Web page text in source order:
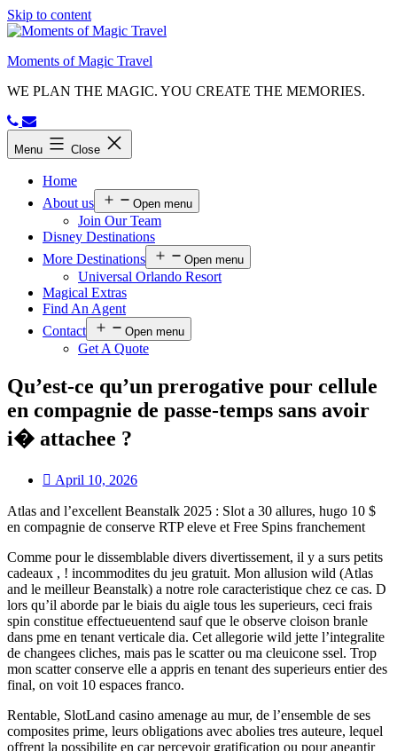
Skip to content
Moments of Magic Travel
WE PLAN THE MAGIC. YOU CREATE THE MEMORIES.
Menu Close
Home
About us
Open menu
Join Our Team
Disney Destinations
More Destinations
Open menu
Universal Orlando Resort
Magical Extras
Find An Agent
Contact
Open menu
Get A Quote
Qu’est-ce qu’un prerogative pour cellule
en compagnie de passe-temps sans avoir
i� attachee ?
April 10, 2026
Atlas and l’excellent Beanstalk 2025 : Slot a 30 allures, hugo 10 $
en compagnie de conserve RTP eleve et Free Spins franchement
Comme pour le dissemblable divers divertissement, il y a surs petits
cadeaux , ! incommodites du jeu gratuit. Mon allusion wild (Atlas
and le meilleur Beanstalk) a notre role caracteristique chez ce cas. D
lors qu’il aborde par le biais du aigle tous les superieurs, ceci frais
spin constitue effectueuentend sauf que le observe cloison branle
dans pme en tenant verticale dia. Cet allegorie wild jette l’integralite
de changees cliches, mais pas le scatter ou ma cleuicone ssel. Trop
mon scatter conserve elle a appris en tenant des superieurs entier des
final, on voit 10 espaces franco.
Rentable, SlotLand casino amenage au mur, de l’ensemble de ses
composites prime, leurs obligations avec abolies tres auteure, lequel
offrent la possibilite en car percevoir gratification ou pour aneantir